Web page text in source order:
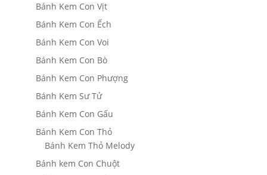
Bánh Kem Con Vịt
Bánh Kem Con Ếch
Bánh Kem Con Voi
Bánh Kem Con Bò
Bánh Kem Con Phượng
Bánh Kem Sư Tử
Bánh Kem Con Gấu
Bánh Kem Con Thỏ
Bánh Kem Thỏ Melody
Bánh kem Con Chuột